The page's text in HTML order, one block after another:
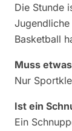
Die Stunde
Basketball
Muss
Nur
Ist ein
Ein